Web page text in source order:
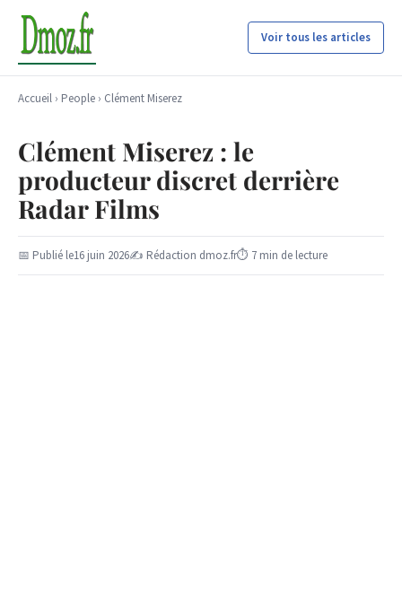
Voir tous les articles
Accueil › People › Clément Miserez
Clément Miserez : le
producteur discret derrière
Radar Films
📅 Publié le16 juin 2026✍ Rédaction dmoz.fr⏱ 7 min de lecture